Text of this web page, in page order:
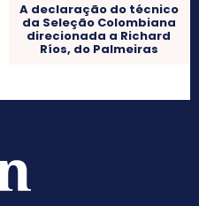
A declaração do técnico
da Seleção Colombiana
direcionada a Richard
Ríos, do Palmeiras